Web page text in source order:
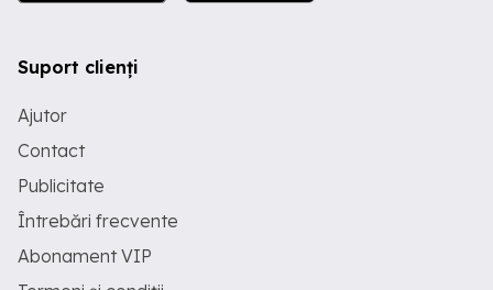
Suport clienți
Ajutor
Contact
Publicitate
Întrebări frecvente
Abonament VIP